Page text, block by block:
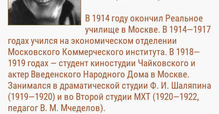
В 1914 году окончил Реальное
училище в Москве. В 1914—1917
годах учился на экономическом отделении
Московского Коммерческого института. В 1918—
1919 годах — студент киностудии Чайковского и
актер Введенского Народного Дома в Москве.
Занимался в драматической студии Ф. И. Шаляпина
(1919—1920) и во Второй студии МХТ (1920—1922,
педагог В. М. Мчеделов).